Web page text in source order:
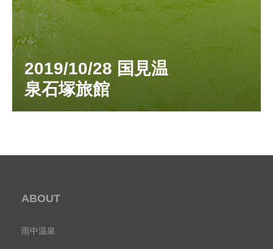
2019/10/28 国見温
泉石塚旅館
ABOUT
雨中温泉